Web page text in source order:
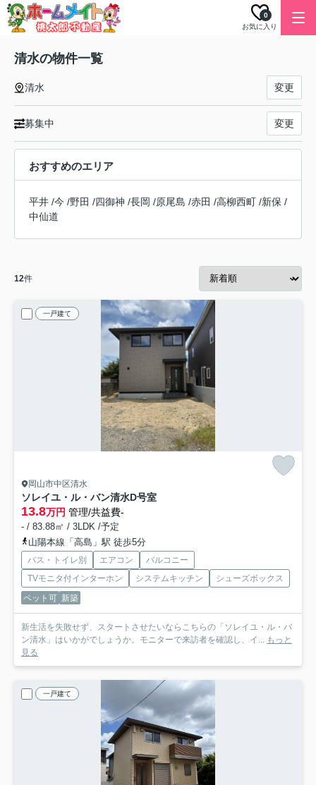
お気に入り
0
清水の物件一覧
清水 変更
募集中 変更
おすすめのエリア
平井 /今 /野田 /四御神 /長岡 /原尾島 /赤田 /高柳西町 /新保 /
中仙道
12件
一戸建て
岡山市中区清水
ソレイユ・ル・バン清水D号室
13.8万円 管理/共益費-
- / 83.88㎡ / 3LDK /予定
山陽本線「高島」駅 徒歩5分
バス・トイレ別 エアコン
バルコニー
TVモニタ付インターホン
システムキッチン
シューズボックス
ペット可 新築
新生活を失敗せず、スタートさせたいならこちらの「ソレイユ・ル・バ
ン清水」はいかがでしょうか。モニターで来訪者を確認し、イ... もっと
見る
一戸建て